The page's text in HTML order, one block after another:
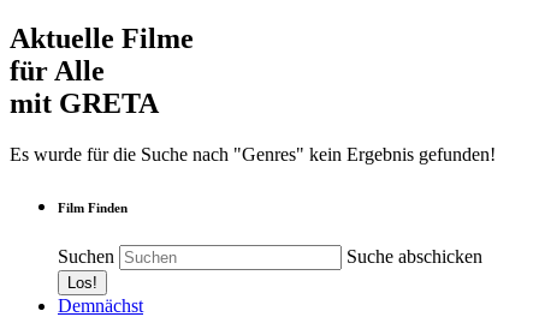
Aktuelle Filme
für Alle
mit GRETA
Es wurde für die Suche nach "Genres" kein Ergebnis gefunden!
Film Finden
Suchen Suche abschicken
Demnächst